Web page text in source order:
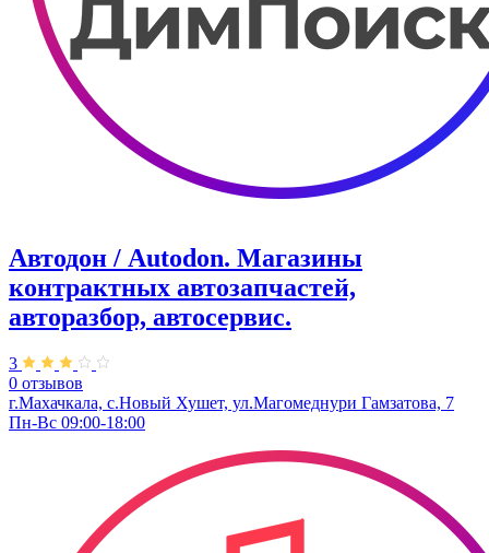
Автодон / Autodon. Магазины
контрактных автозапчастей,
авторазбор, автосервис.
3
0 отзывов
г.Махачкала, с.Новый Хушет, ул.Магомеднури Гамзатова, 7
Пн-Вс 09:00-18:00